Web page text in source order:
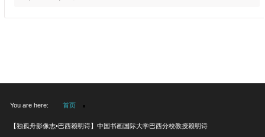
You are here: 首页
【独孤舟影像志•巴西赖明诗】中国书画国际大学巴西分校教授赖明诗